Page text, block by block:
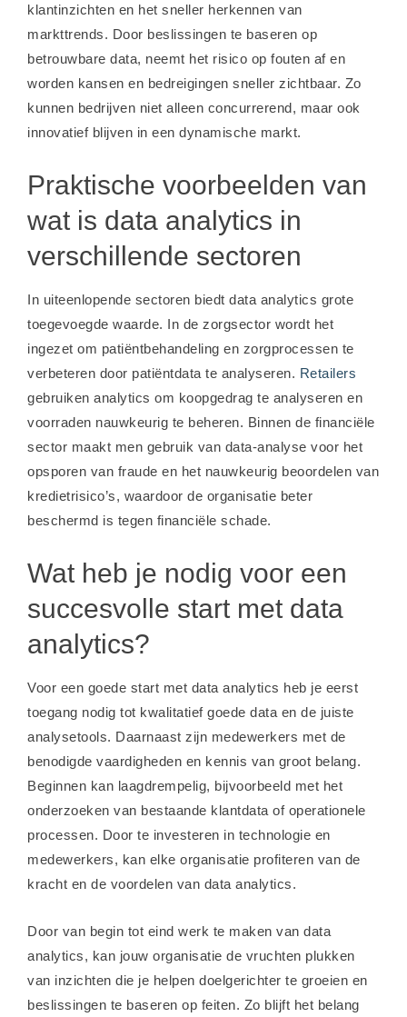
klantinzichten en het sneller herkennen van
markttrends. Door beslissingen te baseren op
betrouwbare data, neemt het risico op fouten af en
worden kansen en bedreigingen sneller zichtbaar. Zo
kunnen bedrijven niet alleen concurrerend, maar ook
innovatief blijven in een dynamische markt.
Praktische voorbeelden van
wat is data analytics in
verschillende sectoren
In uiteenlopende sectoren biedt data analytics grote
toegevoegde waarde. In de zorgsector wordt het
ingezet om patiëntbehandeling en zorgprocessen te
verbeteren door patiëntdata te analyseren. Retailers
gebruiken analytics om koopgedrag te analyseren en
voorraden nauwkeurig te beheren. Binnen de financiële
sector maakt men gebruik van data-analyse voor het
opsporen van fraude en het nauwkeurig beoordelen van
kredietrisico’s, waardoor de organisatie beter
beschermd is tegen financiële schade.
Wat heb je nodig voor een
succesvolle start met data
analytics?
Voor een goede start met data analytics heb je eerst
toegang nodig tot kwalitatief goede data en de juiste
analysetools. Daarnaast zijn medewerkers met de
benodigde vaardigheden en kennis van groot belang.
Beginnen kan laagdrempelig, bijvoorbeeld met het
onderzoeken van bestaande klantdata of operationele
processen. Door te investeren in technologie en
medewerkers, kan elke organisatie profiteren van de
kracht en de voordelen van data analytics.
Door van begin tot eind werk te maken van data
analytics, kan jouw organisatie de vruchten plukken
van inzichten die je helpen doelgerichter te groeien en
beslissingen te baseren op feiten. Zo blijft het belang